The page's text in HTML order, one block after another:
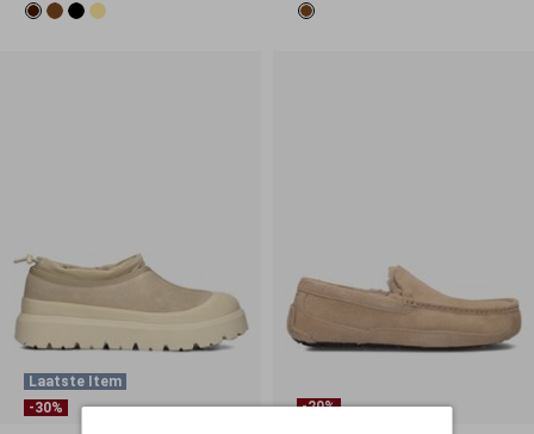
Laatste Item
-30%
-20%